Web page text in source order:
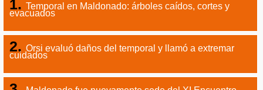
Temporal en Maldonado: árboles caídos, cortes y
evacuados
Orsi evaluó daños del temporal y llamó a extremar
cuidados